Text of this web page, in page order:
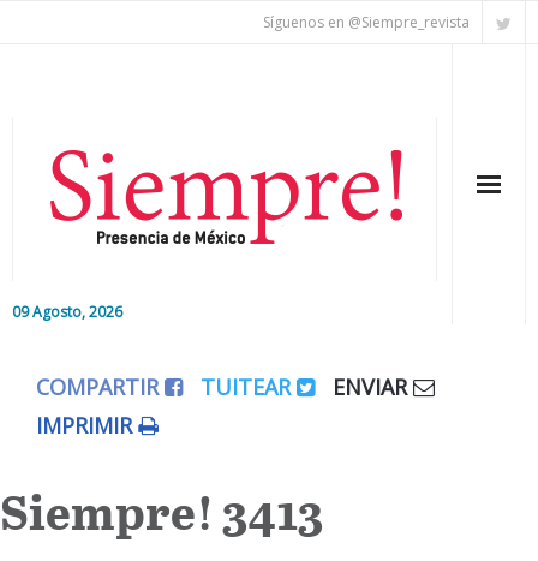
Síguenos en @Siempre_revista
09 Agosto, 2026
Editorial
Colaboradores
COMPARTIR TUITEAR
ENVIAR
IMPRIMIR
Siempre! 3413